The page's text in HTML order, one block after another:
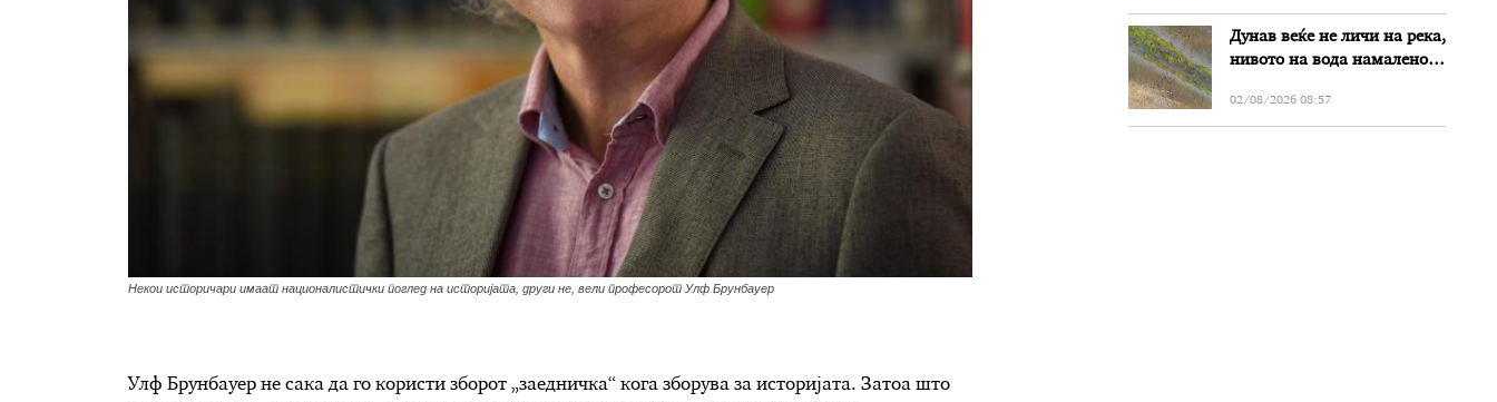
Некои историчари имаат националистички поглед на историјата, други не, вели професорот Улф Брунбауер
Улф Брунбауер не сака да го користи зборот „заедничка“ кога зборува за историјата. Затоа што
Дунав веќе не личи на река,
нивото на вода намалено
Бугарија
02/08/2026 08:57